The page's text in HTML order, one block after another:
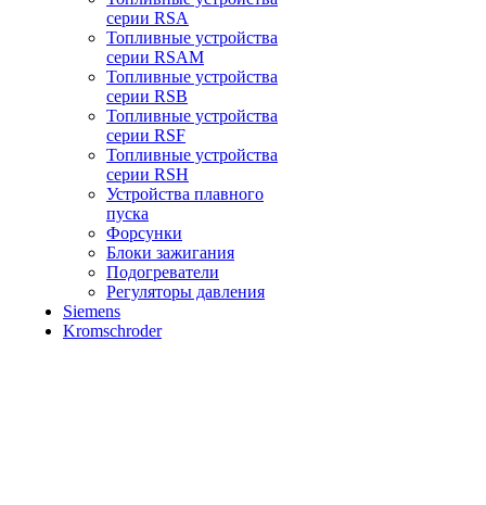
серии RSA
Топливные устройства
серии RSAM
Топливные устройства
серии RSB
Топливные устройства
серии RSF
Топливные устройства
серии RSH
Устройства плавного
пуска
Форсунки
Блоки зажигания
Подогреватели
Регуляторы давления
Siemens
Kromschroder